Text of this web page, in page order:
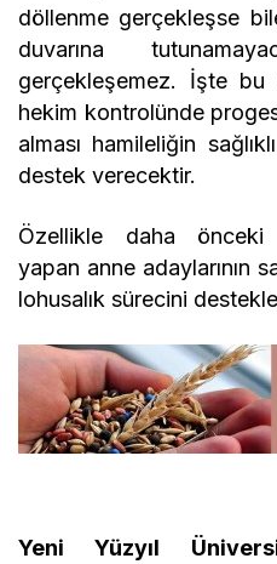
döllenme gerçekleşse
duvarına
gerçekleşemez. İşte bu
hekim kontrolünde
alması hamileliğin
destek verecektir.
Özellikle daha önceki
yapan anne adaylarının
lohusalık sürecini
Yeni Yüzyıl